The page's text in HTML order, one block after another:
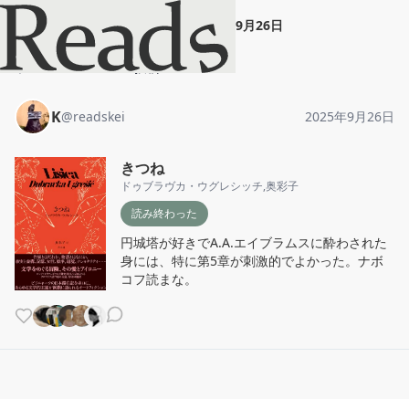
K きつね 2025年9月26日
ホーム K 投稿
K@readskei 2025年9月26日
きつね
ドゥブラヴカ・ウグレシッチ,奥彩子
読み終わった
円城塔が好きでA.A.エイブラムスに酔わされた
身には、特に第5章が刺激的でよかった。ナボ
コフ読まな。